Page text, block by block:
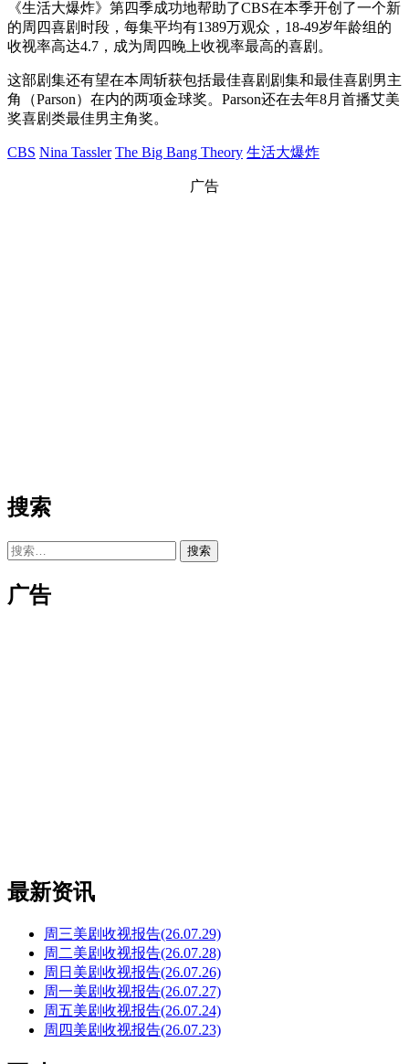
《生活大爆炸》第四季成功地帮助了CBS在本季开创了一个新
的周四喜剧时段，每集平均有1389万观众，18-49岁年龄组的
收视率高达4.7，成为周四晚上收视率最高的喜剧。
这部剧集还有望在本周斩获包括最佳喜剧剧集和最佳喜剧男主
角（Parson）在内的两项金球奖。Parson还在去年8月首播艾美
奖喜剧类最佳男主角奖。
CBS Nina Tassler The Big Bang Theory 生活大爆炸
广告
搜索
搜
广告
最新资讯
周三美剧收视报告(26.07.29)
周二美剧收视报告(26.07.28)
周日美剧收视报告(26.07.26)
周一美剧收视报告(26.07.27)
周五美剧收视报告(26.07.24)
周四美剧收视报告(26.07.23)